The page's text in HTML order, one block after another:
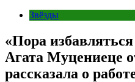
Звёзды
«Пора
Агата Муцениеце
рассказала о